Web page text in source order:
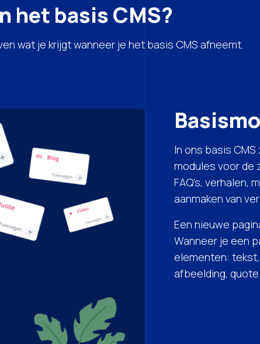
het basis CMS?
wat je krijgt wanneer je het basis CMS afneemt.
In ons basis
modules voor de
FAQ's, verhalen,
aanmaken van
Een nieuwe
Wanneer je een
elementen:
afbeelding,